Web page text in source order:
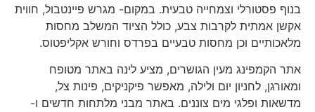
בנוף פסטורלי וצמחייה טבעית. במקום- מגרש פיינטבול, חווית
אקשן אמתית לקרבות צבע, כולל הציוד המשלב מחסות
מלאכותיים וכן מחסות טבעיים בפרדס וחורש אקליפטוס.
אתר הקמפינג מעין הגושרים, מציע לינה באתר מטופח
ומאורגן, לחניון יום ולילה, מאפשר פיקניקים, פינות צל,
מדשאות ופלגי מים צוננים. באתר מבני מלתחות חדשים ו-